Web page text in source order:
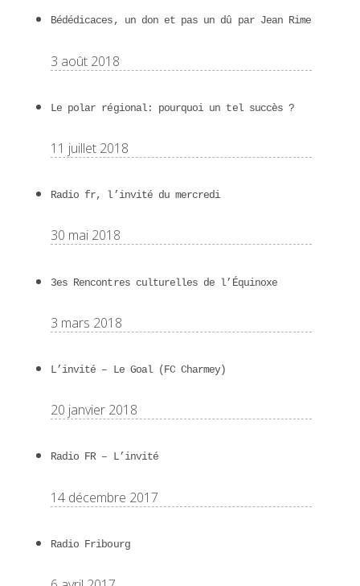
Bédédicaces, un don et pas un dû par Jean Rime
3 août 2018
Le polar régional: pourquoi un tel succès ?
11 juillet 2018
Radio fr, l’invité du mercredi
30 mai 2018
3es Rencontres culturelles de l’Équinoxe
3 mars 2018
L’invité – Le Goal (FC Charmey)
20 janvier 2018
Radio FR – L’invité
14 décembre 2017
Radio Fribourg